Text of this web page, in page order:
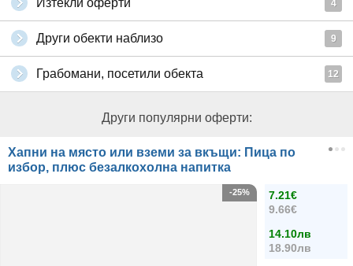
Изтекли оферти 4
Други обекти наблизо 9
Грабомани, посетили обекта 12
Други популярни оферти:
Хапни на място или вземи за вкъщи: Пица по
избор, плюс безалкохолна напитка
7.21€
9.66€
14.10лв
18.90лв
-25%